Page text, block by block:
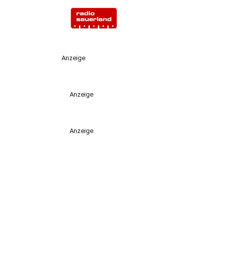
Anzeige
Anzeige
Anzeige